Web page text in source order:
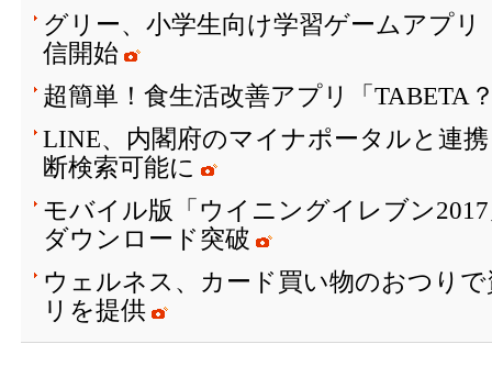
グリー、小学生向け学習ゲームアプリ
信開始
超簡単！食生活改善アプリ「TABETA
LINE、内閣府のマイナポータルと連
断検索可能に
モバイル版「ウイニングイレブン
ダウンロード突破
ウェルネス、カード買い物のおつり
リを提供